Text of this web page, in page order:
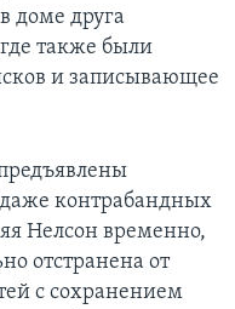
доме друга
также были
и записывающее
контрабандных
Нелсон временно,
отстранена от
с сохранением